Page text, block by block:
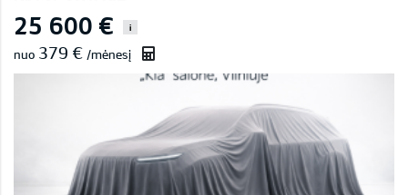
25 600 € i
nuo 379 € /mėnesį